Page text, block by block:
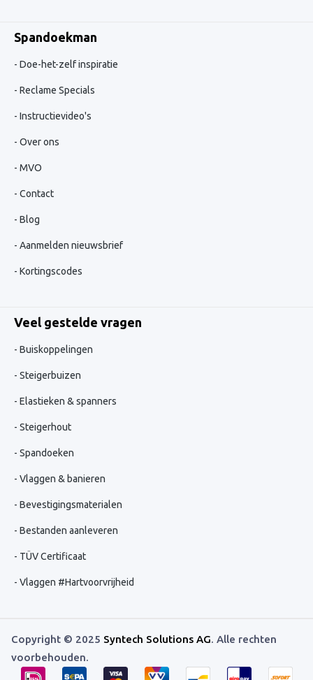
Spandoekman
Doe-het-zelf inspiratie
Reclame Specials
Instructievideo's
Over ons
MVO
Contact
Blog
Aanmelden nieuwsbrief
Kortingscodes
Veel gestelde vragen
Buiskoppelingen
Steigerbuizen
Elastieken & spanners
Steigerhout
Spandoeken
Vlaggen & banieren
Bevestigingsmaterialen
Bestanden aanleveren
TÜV Certificaat
Vlaggen #Hartvoorvrijheid
Copyright © 2025 Syntech Solutions AG. Alle rechten
voorbehouden.